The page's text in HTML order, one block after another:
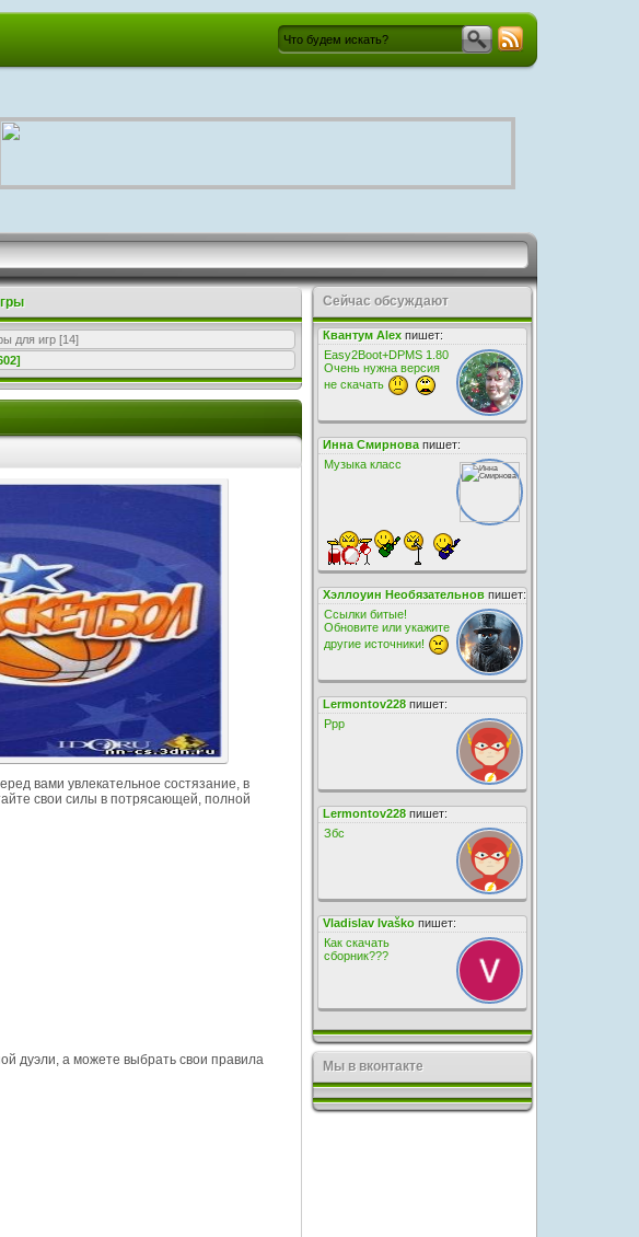
для игр [14]
вами увлекательное состязание, в
свои силы в потрясающей, полной
дуэли, а можете выбрать свои правила
Сейчас обсуждают
Квантум Alexпишет:
Easy2Boot+DPMS 1.80
Очень нужна версия
не скачать
Инна Смирновапишет:
Музыка класс
Хэллоуин Необязательновпишет:
Ссылки битые!
Обновите или укажите
другие источники!
Lermontov228пишет:
Ррр
Lermontov228пишет:
Збс
Vladislav Ivaškoпишет:
Как скачать
сборник???
Мы в вконтакте